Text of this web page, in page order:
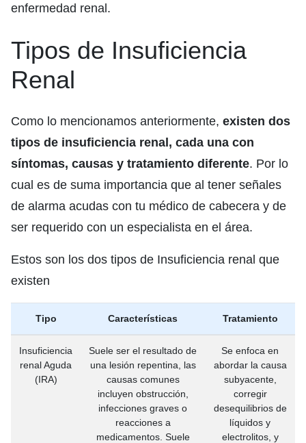
enfermedad renal.
Tipos de Insuficiencia
Renal
Como lo mencionamos anteriormente, existen dos
tipos de insuficiencia renal, cada una con
síntomas, causas y tratamiento diferente. Por lo
cual es de suma importancia que al tener señales
de alarma acudas con tu médico de cabecera y de
ser requerido con un especialista en el área.
Estos son los dos tipos de Insuficiencia renal que
existen
Tipo Características Tratamiento
Insuficiencia
renal Aguda
(IRA)
Suele ser el resultado de
una lesión repentina, las
causas comunes
incluyen obstrucción,
infecciones graves o
reacciones a
medicamentos. Suele
Se enfoca en
abordar la causa
subyacente,
corregir
desequilibrios de
líquidos y
electrolitos, y